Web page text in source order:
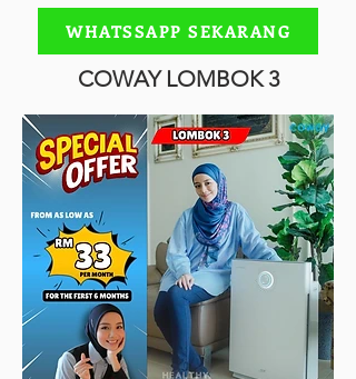
WHATSSAPP SEKARANG
COWAY LOMBOK 3